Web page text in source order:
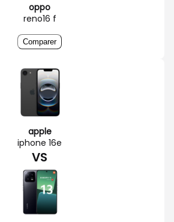
oppo
reno16 f
Comparer
apple
iphone 16e
VS